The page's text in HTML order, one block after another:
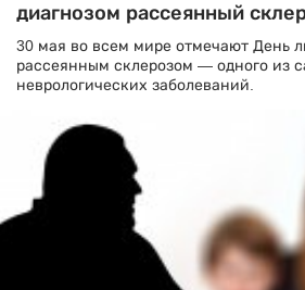
диагнозом рассеянный
30 мая во всем мире отмечают День
рассеянным склерозом — одного из
неврологических заболеваний.